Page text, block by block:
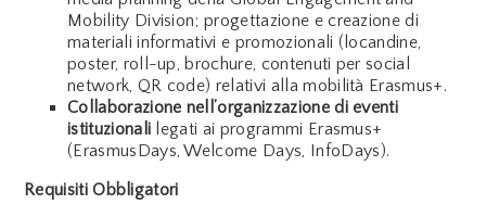
Mobility Division; progettazione e creazione di
materiali informativi e promozionali (locandine,
poster, roll-up, brochure, contenuti per social
network, QR code) relativi alla mobilità Erasmus+.
Collaborazione nell’organizzazione di eventi
istituzionali legati ai programmi Erasmus+
(ErasmusDays, Welcome Days, InfoDays).
Requisiti Obbligatori